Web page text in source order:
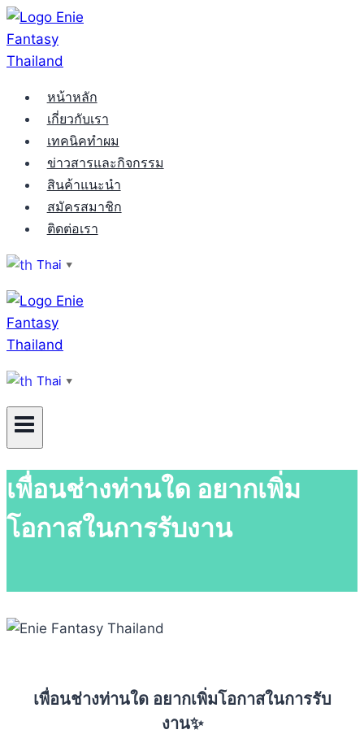
Skip
to
content
หน้าหลัก
เกี่ยวกับเรา
เทคนิคทำผม
ข่าวสารและกิจกรรม
สินค้าแนะนำ
สมัครสมาชิก
ติดต่อเรา
Thai ▼
Thai ▼
เพื่อนช่างท่านใด อยากเพิ่ม
โอกาสในการรับงาน
เพื่อนช่างท่านใด อยากเพิ่มโอกาสในการรับ
งาน✨